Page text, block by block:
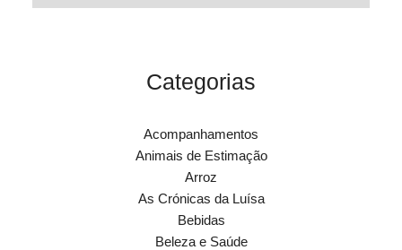
Categorias
Acompanhamentos
Animais de Estimação
Arroz
As Crónicas da Luísa
Bebidas
Beleza e Saúde